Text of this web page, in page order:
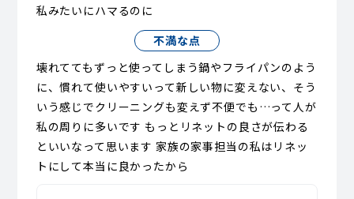
私みたいにハマるのに
不満な点
壊れててもずっと使ってしまう鍋やフライパンのよう
に、慣れて使いやすいって新しい物に変えない、そう
いう感じでクリーニングも変えず不便でも…って人が
私の周りに多いです もっとリネットの良さが伝わる
といいなって思います 家族の家事担当の私はリネッ
トにして本当に良かったから